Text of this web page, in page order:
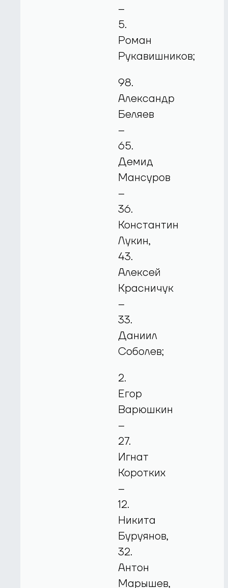
–
5.
Роман
Рукавишников;
98.
Александр
Беляев
–
65.
Демид
Мансуров
–
36.
Константин
Лукин,
43.
Алексей
Красничук
–
33.
Даниил
Соболев;
2.
Егор
Варюшкин
–
27.
Игнат
Коротких
–
12.
Никита
Буруянов,
32.
Антон
Марышев,